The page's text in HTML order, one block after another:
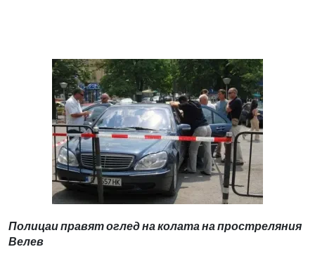
Полицаи правят оглед на колата на простреляния
Велев